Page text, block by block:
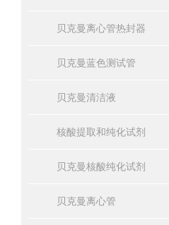
贝克曼离心管热封器
贝克曼蓝色测试管
贝克曼清洁液
核酸提取和纯化试剂
贝克曼核酸纯化试剂
贝克曼离心管